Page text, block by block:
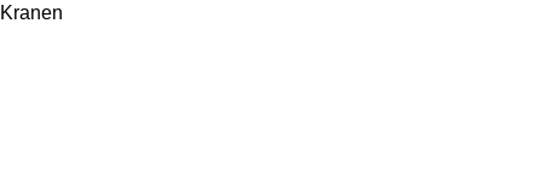
Kranen